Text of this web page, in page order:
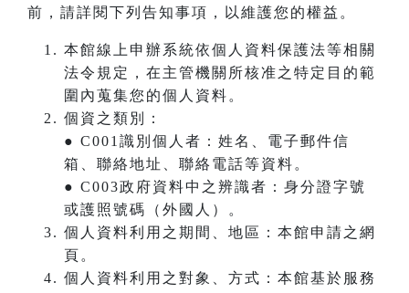
前，請詳閱下列告知事項，以維護您的權益。
本館線上申辦系統依個人資料保護法等相關
法令規定，在主管機關所核准之特定目的範
圍內蒐集您的個人資料。
個資之類別：
● C001識別個人者：姓名、電子郵件信
箱、聯絡地址、聯絡電話等資料。
● C003政府資料中之辨識者：身分證字號
或護照號碼（外國人）。
個人資料利用之期間、地區：本館申請之網
頁。
個人資料利用之對象、方式：本館基於服務